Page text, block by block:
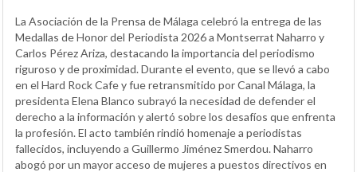
La Asociación de la Prensa de Málaga celebró la entrega de las
Medallas de Honor del Periodista 2026 a Montserrat Naharro y
Carlos Pérez Ariza, destacando la importancia del periodismo
riguroso y de proximidad. Durante el evento, que se llevó a cabo
en el Hard Rock Cafe y fue retransmitido por Canal Málaga, la
presidenta Elena Blanco subrayó la necesidad de defender el
derecho a la información y alertó sobre los desafíos que enfrenta
la profesión. El acto también rindió homenaje a periodistas
fallecidos, incluyendo a Guillermo Jiménez Smerdou. Naharro
abogó por un mayor acceso de mujeres a puestos directivos en